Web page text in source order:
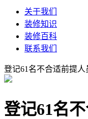
关于我们
装修知识
装修百科
联系我们
登记61名不合适前提人
登记61名